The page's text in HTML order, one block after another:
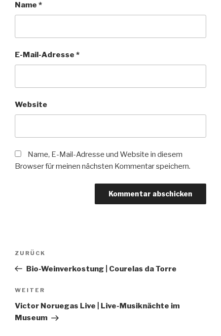
Name *
E-Mail-Adresse *
Website
Name, E-Mail-Adresse und Website in diesem
Browser für meinen nächsten Kommentar speichern.
Beitragsnavigation
Vorheriger
Beitrag
ZURÜCK
Bio-Weinverkostung | Courelas da Torre
Nächster
Beitrag
WEITER
Victor Noruegas Live | Live-Musiknächte im
Museum